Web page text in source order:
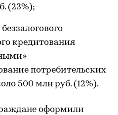
(23%);
кредитования
потребительских
500 млн руб. (12%).
оформили